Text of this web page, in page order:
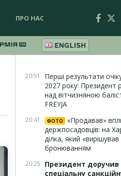
ПРО НАС
ENGLISH
20:51
Перші результати
2027 року: Президент
над вітчизняною
FREYJA
20:41 ФОТО
«Продавав»
держпосадовців: на
ділка, який
бронюванням
20:25
Президент доручив
спеціальну